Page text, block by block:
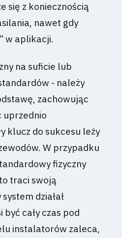
się z koniecznością
nawet gdy
w aplikacji.
na suficie lub
- należy
zachowując
uprzednio
klucz do sukcesu leży
W przypadku
fizyczny
traci swoją
działał
cały czas pod
instalatorów zaleca,